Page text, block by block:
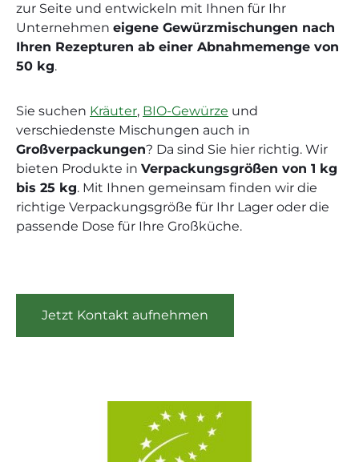
zur Seite und entwickeln mit Ihnen für Ihr
Unternehmen eigene Gewürzmischungen nach
Ihren Rezepturen ab einer Abnahmemenge von
50 kg.
Sie suchen Kräuter, BIO-Gewürze und
verschiedenste Mischungen auch in
Großverpackungen? Da sind Sie hier richtig. Wir
bieten Produkte in Verpackungsgrößen von 1 kg
bis 25 kg. Mit Ihnen gemeinsam finden wir die
richtige Verpackungsgröße für Ihr Lager oder die
passende Dose für Ihre Großküche.
Jetzt Kontakt aufnehmen